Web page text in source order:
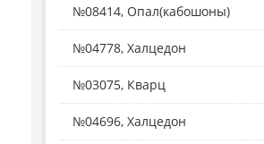
№08414, Опал(кабошоны)
№04778, Халцедон
№03075, Кварц
№04696, Халцедон